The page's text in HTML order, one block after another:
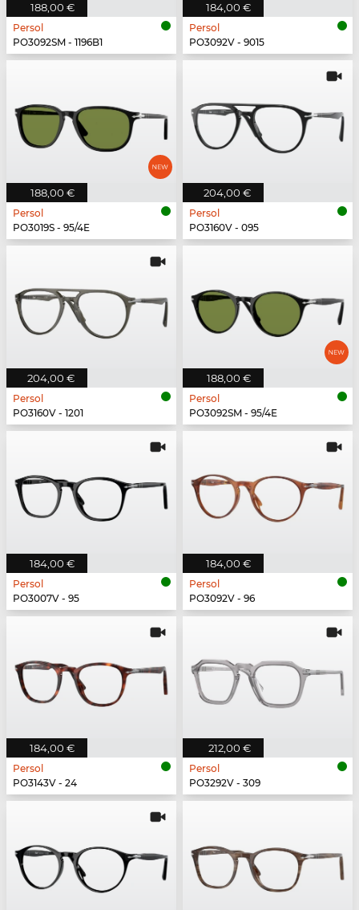
188,00 €
Persol
PO3092SM - 1196B1
184,00 €
Persol
PO3092V - 9015
188,00 €
Persol
PO3019S - 95/4E
204,00 €
Persol
PO3160V - 095
204,00 €
Persol
PO3160V - 1201
188,00 €
Persol
PO3092SM - 95/4E
184,00 €
Persol
PO3007V - 95
184,00 €
Persol
PO3092V - 96
184,00 €
Persol
PO3143V - 24
212,00 €
Persol
PO3292V - 309